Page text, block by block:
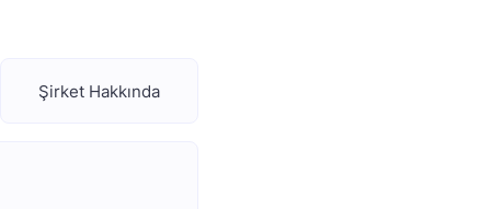
Şirket Hakkında